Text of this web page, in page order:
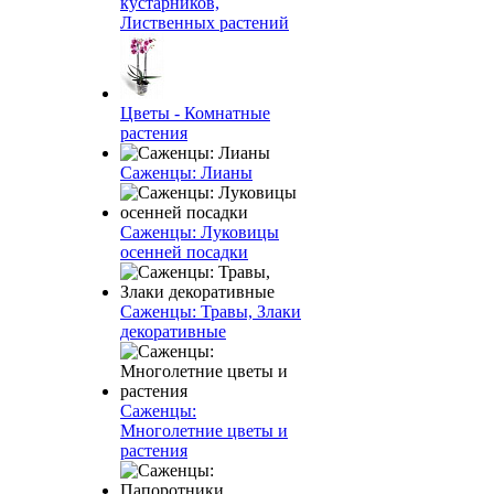
Лиственных растений
Цветы - Комнатные
растения
Саженцы: Лианы
Саженцы: Луковицы
осенней посадки
Саженцы: Травы, Злаки
декоративные
Саженцы:
Многолетние цветы и
растения